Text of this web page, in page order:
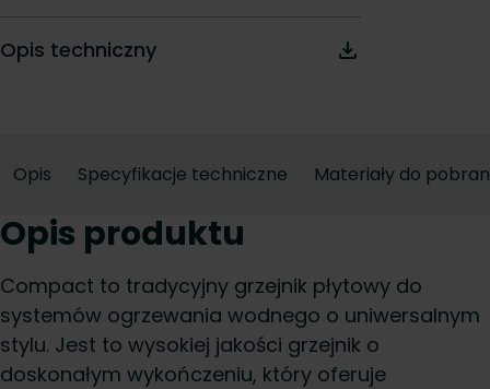
Opis techniczny
Opis Specyfikacje techniczne Materiały do
Opis produktu
Compact to tradycyjny grzejnik płytowy do
systemów ogrzewania wodnego o uniwersalnym
stylu. Jest to wysokiej jakości grzejnik o
doskonałym wykończeniu, który oferuje